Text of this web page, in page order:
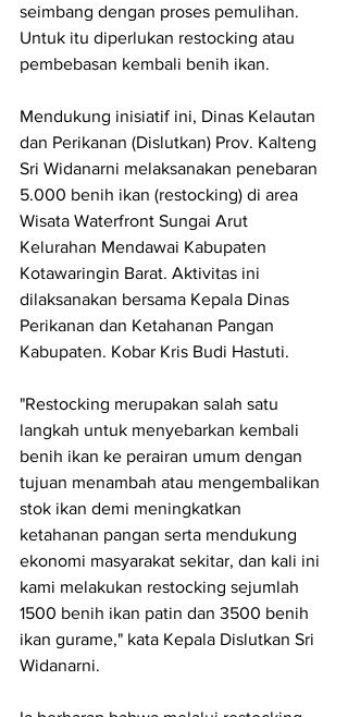
seimbang dengan proses pemulihan.
Untuk itu diperlukan restocking atau
pembebasan kembali benih ikan.
Mendukung inisiatif ini, Dinas Kelautan
dan Perikanan (Dislutkan) Prov. Kalteng
Sri Widanarni melaksanakan penebaran
5.000 benih ikan (restocking) di area
Wisata Waterfront Sungai Arut
Kelurahan Mendawai Kabupaten
Kotawaringin Barat. Aktivitas ini
dilaksanakan bersama Kepala Dinas
Perikanan dan Ketahanan Pangan
Kabupaten. Kobar Kris Budi Hastuti.
"Restocking merupakan salah satu
langkah untuk menyebarkan kembali
benih ikan ke perairan umum dengan
tujuan menambah atau mengembalikan
stok ikan demi meningkatkan
ketahanan pangan serta mendukung
ekonomi masyarakat sekitar, dan kali ini
kami melakukan restocking sejumlah
1500 benih ikan patin dan 3500 benih
ikan gurame," kata Kepala Dislutkan Sri
Widanarni.